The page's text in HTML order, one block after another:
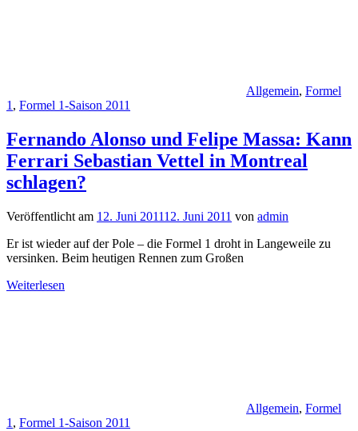
Allgemein, Formel
1, Formel 1-Saison 2011
Fernando Alonso und Felipe Massa: Kann
Ferrari Sebastian Vettel in Montreal
schlagen?
Veröffentlicht am 12. Juni 201112. Juni 2011 von admin
Er ist wieder auf der Pole – die Formel 1 droht in Langeweile zu
versinken. Beim heutigen Rennen zum Großen
Weiterlesen
Allgemein, Formel
1 , Formel 1-Saison 2011